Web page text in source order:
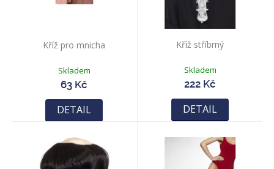
Kříž pro mnicha
Skladem
63 Kč
DETAIL
Kříž stříbrný
Skladem
222 Kč
DETAIL